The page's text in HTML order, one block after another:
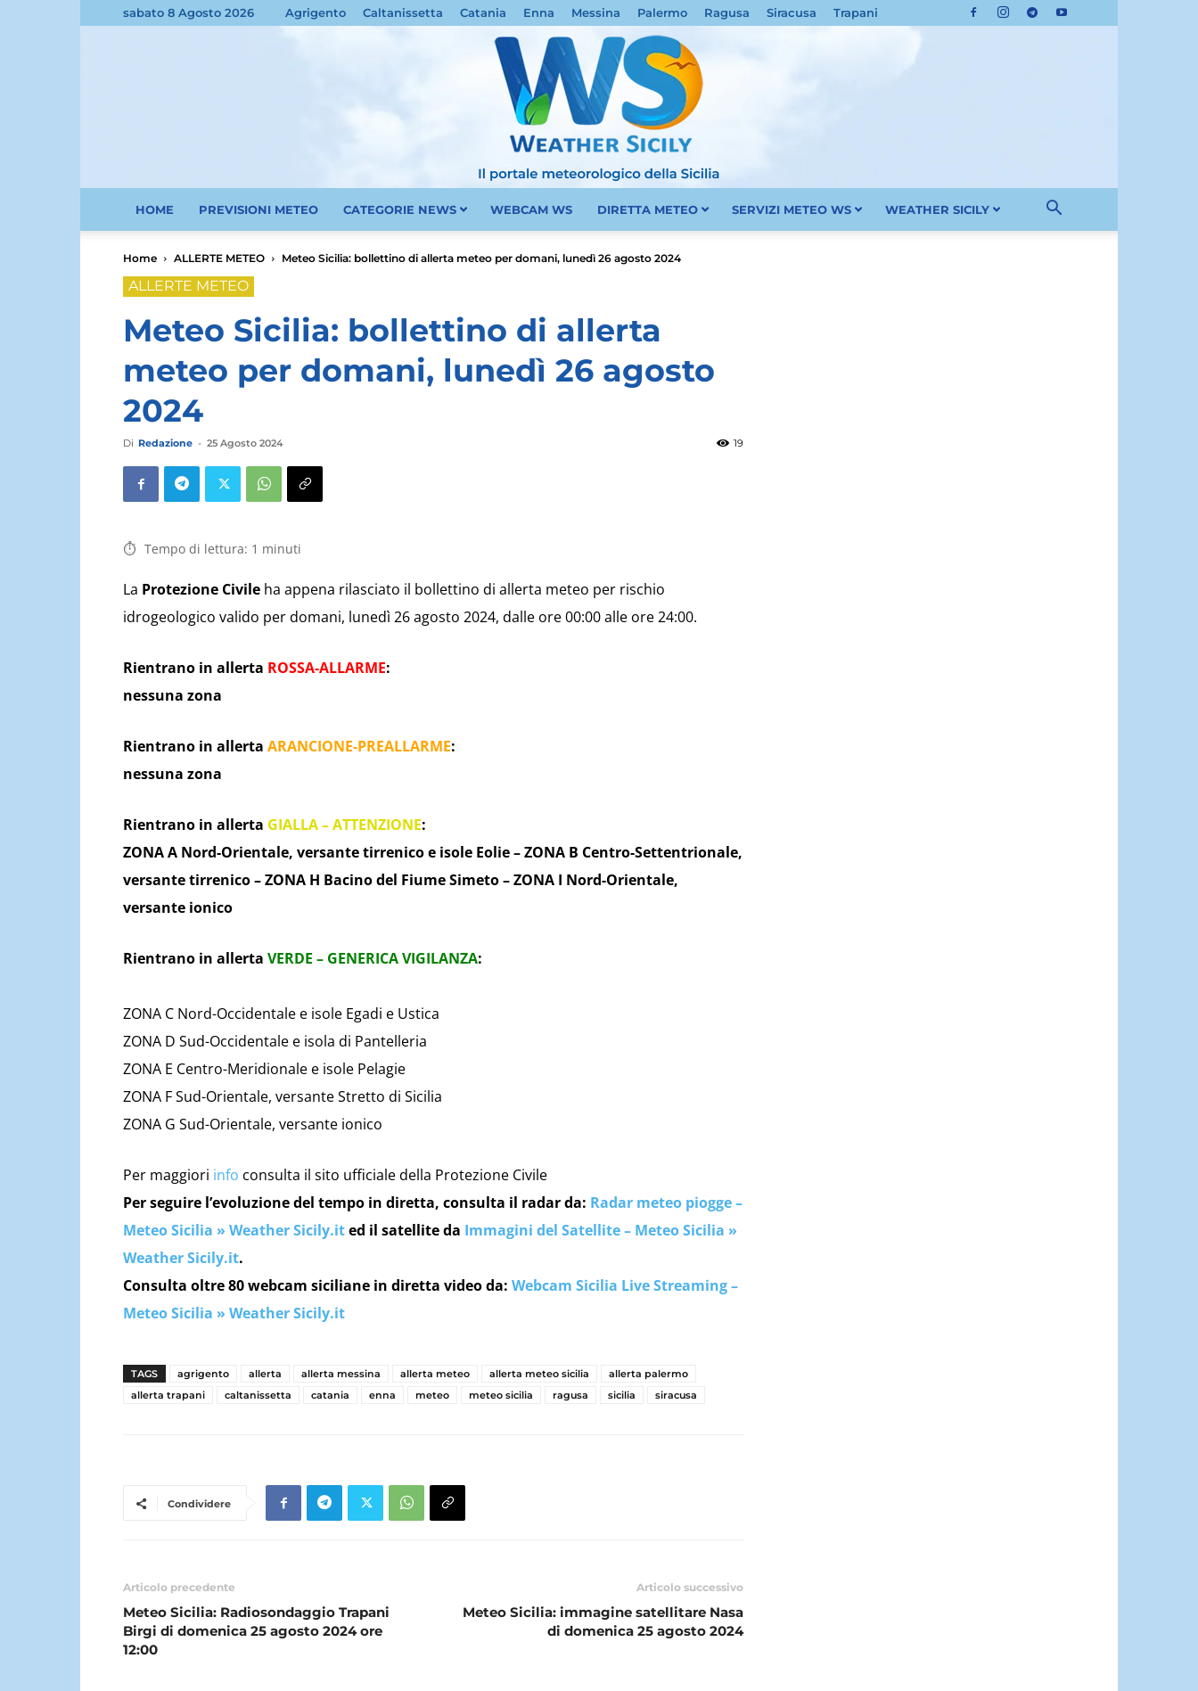
sabato 8 Agosto 2026 Agrigento Caltanissetta Catania Enna Messina Palermo Ragusa Siracusa Trapani
Weather
HOME PREVISIONI METEO CATEGORIE NEWS WEBCAM WS DIRETTA METEO SERVIZI METEO WS WEATHER SICILY
Home ALLERTE METEO Meteo Sicilia: bollettino di allerta meteo per domani, lunedì 26 agosto 2024
ALLERTE METEO
Meteo Sicilia: bollettino di allerta
meteo per domani, lunedì 26 agosto
2024
Di Redazione - 25 Agosto 2024 19
Tempo di lettura: 1 minuti
La Protezione Civile ha appena rilasciato il bollettino di allerta meteo per rischio
idrogeologico valido per domani, lunedì 26 agosto 2024, dalle ore 00:00 alle ore 24:00.
Rientrano in allerta ROSSA-ALLARME:
nessuna zona
Rientrano in allerta ARANCIONE-PREALLARME:
nessuna zona
Rientrano in allerta GIALLA – ATTENZIONE:
ZONA A Nord-Orientale, versante tirrenico e isole Eolie – ZONA B Centro-Settentrionale,
versante tirrenico – ZONA H Bacino del Fiume Simeto – ZONA I Nord-Orientale,
versante ionico
Rientrano in allerta VERDE – GENERICA VIGILANZA:
ZONA C Nord-Occidentale e isole Egadi e Ustica
ZONA D Sud-Occidentale e isola di Pantelleria
ZONA E Centro-Meridionale e isole Pelagie
ZONA F Sud-Orientale, versante Stretto di Sicilia
ZONA G Sud-Orientale, versante ionico
Per maggiori info consulta il sito ufficiale della Protezione Civile
Per seguire l’evoluzione del tempo in diretta, consulta il radar da: Radar meteo piogge –
Meteo Sicilia » Weather Sicily.ited il satellite da Immagini del Satellite – Meteo Sicilia »
Weather Sicily.it.
Consulta oltre 80 webcam siciliane in diretta video da: Webcam Sicilia Live Streaming –
Meteo Sicilia » Weather Sicily.it
TAGS agrigento allerta allerta messina allerta meteo allerta meteo sicilia
allerta palermo
allerta trapani
caltanissetta catania enna meteo meteo sicilia ragusa sicilia siracusa
Condividere
Articolo precedente
Meteo Sicilia: Radiosondaggio Trapani
Birgi di domenica 25 agosto 2024 ore
12:00
Articolo successivo
Meteo Sicilia: immagine satellitare Nasa
di domenica 25 agosto 2024